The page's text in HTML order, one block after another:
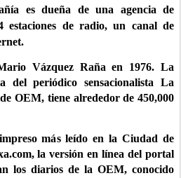
es dueña de una agencia de
estaciones de radio, un canal de
Vázquez Raña en 1976. La
del periódico sensacionalista La
OEM, tiene alrededor de 450,000
más leído en la Ciudad de
la versión en línea del portal
los diarios de la OEM, conocido